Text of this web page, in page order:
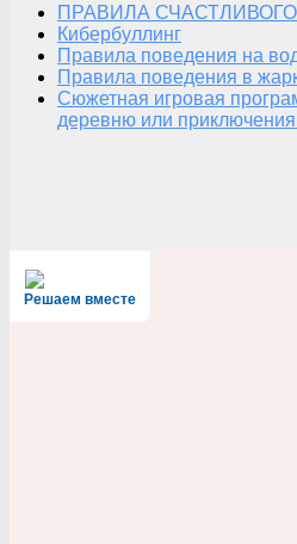
ПРАВИЛА
Кибербуллинг
Правила поведения на
Правила поведения в
Сюжетная игровая
деревню или
Решаем вместе